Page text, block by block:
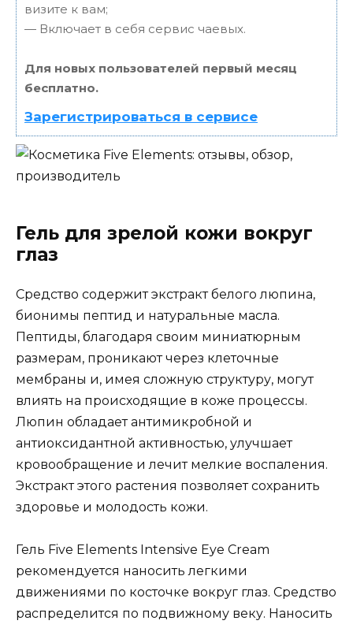
визите к вам;
— Включает в себя сервис чаевых.
Для новых пользователей первый месяц
бесплатно.
Зарегистрироваться в сервисе
Гель для зрелой кожи вокруг
глаз
Средство содержит экстракт белого люпина,
бионимы пептид и натуральные масла.
Пептиды, благодаря своим миниатюрным
размерам, проникают через клеточные
мембраны и, имея сложную структуру, могут
влиять на происходящие в коже процессы.
Люпин обладает антимикробной и
антиоксидантной активностью, улучшает
кровообращение и лечит мелкие воспаления.
Экстракт этого растения позволяет сохранить
здоровье и молодость кожи.
Гель Five Elements Intensive Eye Cream
рекомендуется наносить легкими
движениями по косточке вокруг глаз. Средство
распределится по подвижному веку. Наносить